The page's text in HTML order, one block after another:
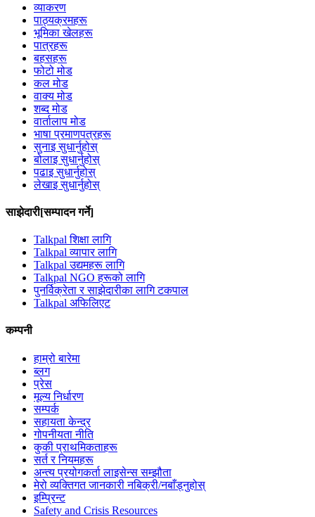
व्याकरण
पाठ्यक्रमहरू
भूमिका खेलहरू
पात्रहरू
बहसहरू
फोटो मोड
कल मोड
वाक्य मोड
शब्द मोड
वार्तालाप मोड
भाषा प्रमाणपत्रहरू
सुनाइ सुधार्नुहोस्
बोलाइ सुधार्नुहोस्
पढाइ सुधार्नुहोस्
लेखाइ सुधार्नुहोस्
साझेदारी[सम्पादन गर्ने]
Talkpal शिक्षा लागि
Talkpal व्यापार लागि
Talkpal उद्यमहरू लागि
Talkpal NGO हरूको लागि
पुनर्विक्रेता र साझेदारीका लागि टकपाल
Talkpal अफिलिएट
कम्पनी
हाम्रो बारेमा
ब्लग
प्रेस
मूल्य निर्धारण
सम्पर्क
सहायता केन्द्र
गोपनीयता नीति
कुकी प्राथमिकताहरू
सर्त र नियमहरू
अन्त्य प्रयोगकर्ता लाइसेन्स सम्झौता
मेरो व्यक्तिगत जानकारी नबिक्री/नबाँड्नुहोस्
इम्प्रिन्ट
Safety and Crisis Resources